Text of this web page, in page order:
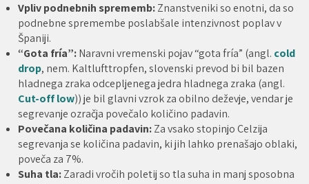
Vpliv podnebnih sprememb:Znanstveniki so enotni, da so
podnebne spremembe poslabšale intenzivnost poplav v
Španiji.
“Gota fría”:Naravni vremenski pojav “gota fría” (angl. cold
drop, nem. Kaltlufttropfen, slovenski prevod bi bil bazen
hladnega zraka odcepljenega jedra hladnega zraka (angl.
Cut-off low)) je bil glavni vzrok za obilno deževje, vendar je
segrevanje ozračja povečalo količino padavin.
Povečana količina padavin:Za vsako stopinjo Celzija
segrevanja se količina padavin, ki jih lahko prenašajo oblaki,
poveča za 7%.
Suha tla:Zaradi vročih poletij so tla suha in manj sposobna